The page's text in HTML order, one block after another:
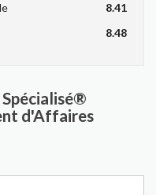
8.41
8.48
d'Affaires